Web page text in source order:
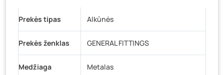
Prekės tipas Alkūnės
Prekės ženklas GENERAL FITTINGS
Medžiaga Metalas